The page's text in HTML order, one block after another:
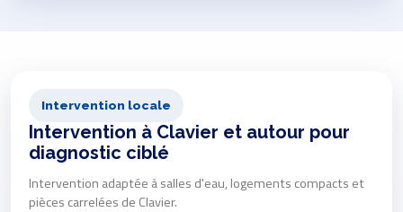
Intervention locale
Intervention à Clavier et autour pour
diagnostic ciblé
Intervention adaptée à salles d'eau, logements compacts et
pièces carrelées de Clavier.